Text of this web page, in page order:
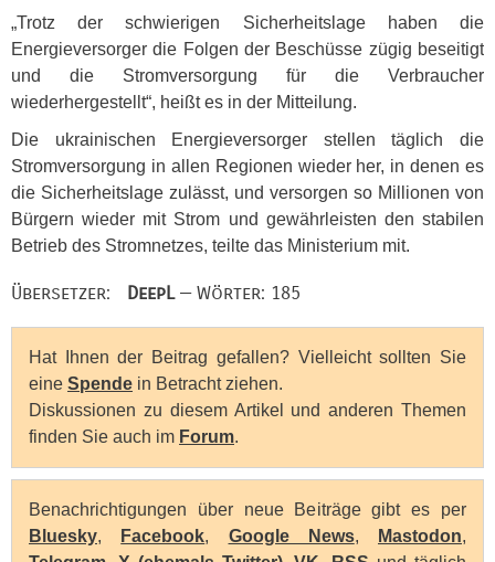
„Trotz der schwierigen Sicherheitslage haben die
Energieversorger die Folgen der Beschüsse zügig beseitigt
und die Stromversorgung für die Verbraucher
wiederhergestellt“, heißt es in der Mitteilung.
Die ukrainischen Energieversorger stellen täglich die
Stromversorgung in allen Regionen wieder her, in denen es
die Sicherheitslage zulässt, und versorgen so Millionen von
Bürgern wieder mit Strom und gewährleisten den stabilen
Betrieb des Stromnetzes, teilte das Ministerium mit.
Übersetzer: DeepL— Wörter: 185
Hat Ihnen der Beitrag gefallen? Vielleicht sollten Sie
eine Spende in Betracht ziehen.
Diskussionen zu diesem Artikel und anderen Themen
finden Sie auch im Forum.
Benachrichtigungen über neue Beiträge gibt es per
Bluesky, Facebook, Google News, Mastodon,